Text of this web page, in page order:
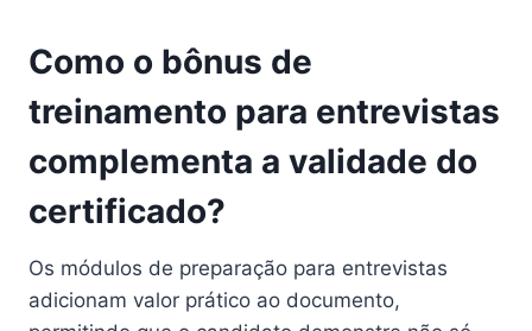
Como o bônus de
treinamento para entrevistas
complementa a validade do
certificado?
Os módulos de preparação para entrevistas
adicionam valor prático ao documento,